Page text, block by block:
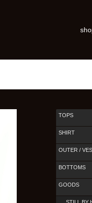
TOPS
SHIRT
OUTER /
BOTTOMS
GOODS